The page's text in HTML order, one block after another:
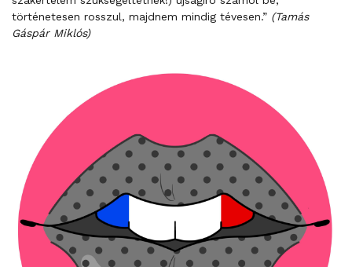
történetesen rosszul, majdnem mindig tévesen.” (Tamás
Gáspár Miklós)